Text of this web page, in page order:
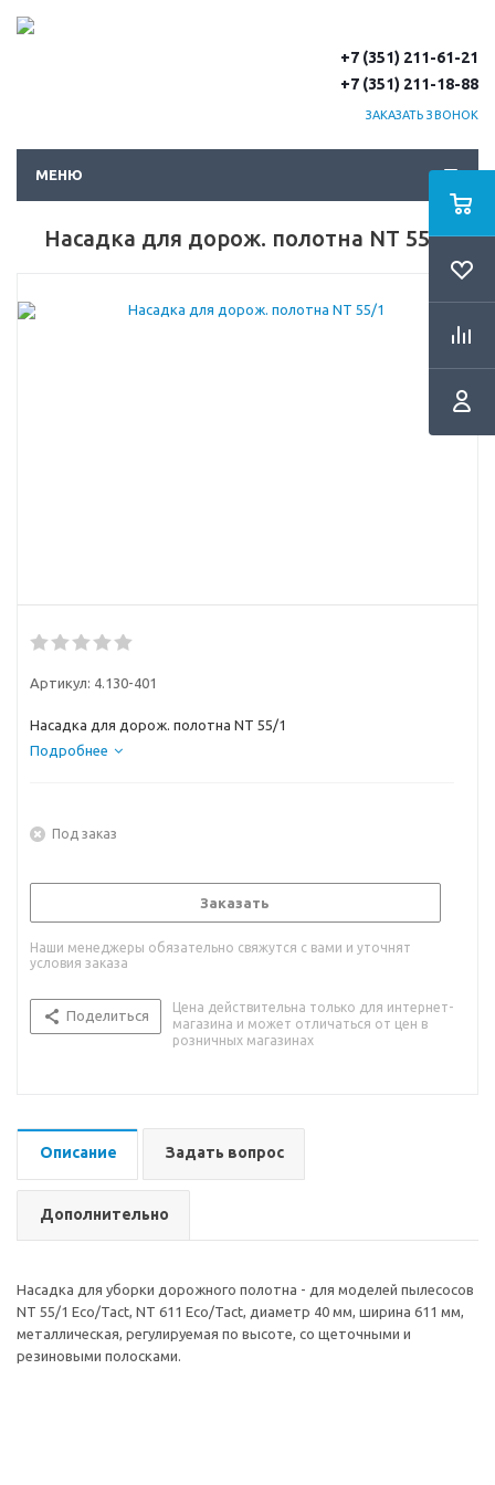
+7 (351) 211-61-21
+7 (351) 211-18-88
ЗАКАЗАТЬ ЗВОНОК
МЕНЮ
Насадка для дорож. полотна NT 55/1
Артикул: 4.130-401
Насадка для дорож. полотна NT 55/1
Подробнее
Под заказ
Заказать
Наши менеджеры обязательно свяжутся с вами и уточнят
условия заказа
Поделиться
Цена действительна только для интернет-
магазина и может отличаться от цен в
розничных магазинах
Описание Задать вопрос
Дополнительно
Насадка для уборки дорожного полотна - для моделей пылесосов
NT 55/1 Eco/Tact, NT 611 Eco/Tact, диаметр 40 мм, ширина 611 мм,
металлическая, регулируемая по высоте, со щеточными и
резиновыми полосками.